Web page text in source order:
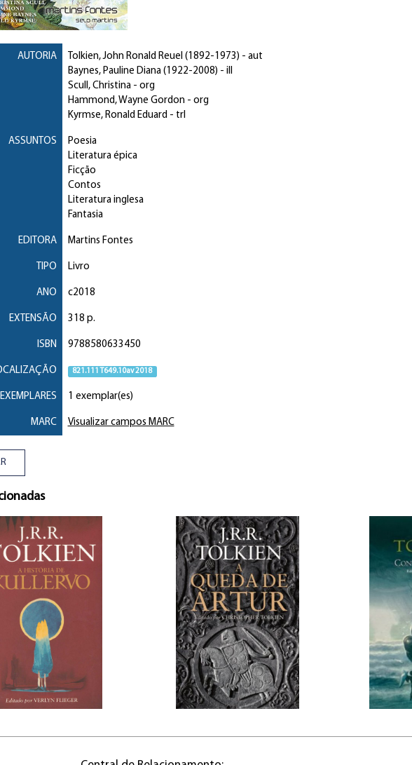
AUTORIA Tolkien, John Ronald Reuel (1892-1973) - aut
Baynes, Pauline Diana(1922-2008) - ill
Scull, Christina- org
Hammond, Wayne Gordon - org
Kyrmse, Ronald Eduard - trl
ASSUNTOS
Poesia
Literatura épica
Ficção
Contos
Literatura inglesa
Fantasia
EDITORA Martins Fontes
TIPO Livro
ANO c2018
EXTENSÃO 318 p.
ISBN 9788580633450
821.111 T649.10av 2018
EXEMPLARES 1 exemplar(es)
MARC Visualizar campos MARC